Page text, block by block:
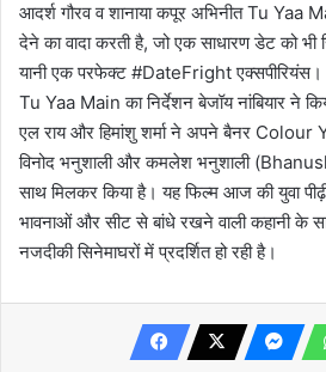
आदर्श गौरव व शानाया कपूर अभिनीत Tu Yaa
देने का वादा करती है, जो एक साधारण डेट को
यानी एक परफेक्ट #DateFright एक्सपीरियंस।
Tu Yaa Main का निर्देशन बेजॉय नांबियार ने
एल राय और हिमांशु शर्मा ने अपने बैनर Colour
विनोद भनुशाली और कमलेश भनुशाली
साथ मिलकर किया है। यह फिल्म आज की युवा
भावनाओं और सीट से बांधे रखने वाली कहानी
नजदीकी सिनेमाघरों में प्रदर्शित हो रही है।